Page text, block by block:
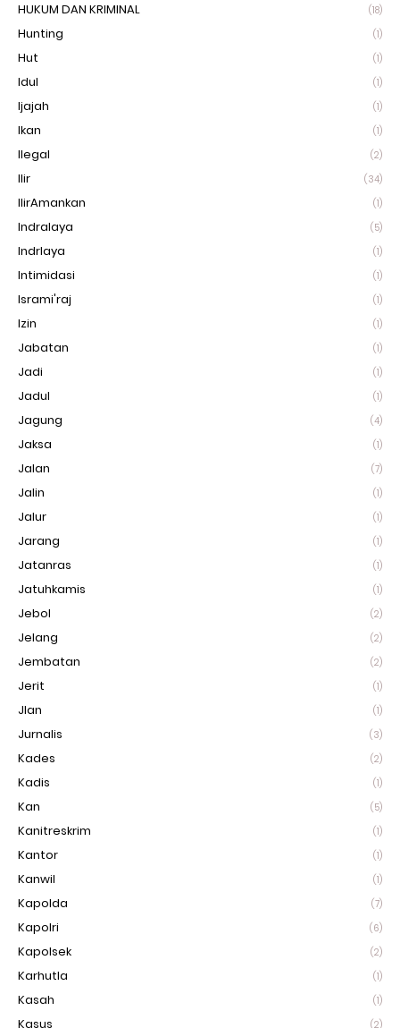
HUKUM DAN KRIMINAL (18)
Hunting (1)
Hut (1)
Idul (1)
Ijajah (1)
Ikan (1)
Ilegal (2)
Ilir (34)
IlirAmankan (1)
Indralaya (5)
Indrlaya (1)
Intimidasi (1)
Isrami'raj (1)
Izin (1)
Jabatan (1)
Jadi (1)
Jadul (1)
Jagung (4)
Jaksa (1)
Jalan (7)
Jalin (1)
Jalur (1)
Jarang (1)
Jatanras (1)
Jatuhkamis (1)
Jebol (2)
Jelang (2)
Jembatan (2)
Jerit (1)
Jlan (1)
Jurnalis (3)
Kades (2)
Kadis (1)
Kan (5)
Kanitreskrim (1)
Kantor (1)
Kanwil (1)
Kapolda (7)
Kapolri (6)
Kapolsek (2)
Karhutla (1)
Kasah (1)
Kasus (2)